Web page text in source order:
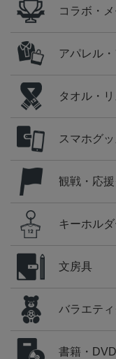
コラボ・
アパレル
タオル・
スマホグ
観戦・応
キーホル
文房具
バラエテ
書籍・